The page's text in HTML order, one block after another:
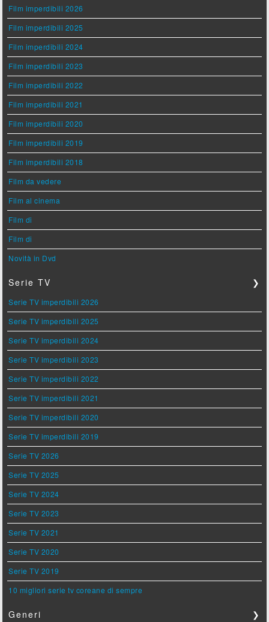
Film imperdibili 2026
Film imperdibili 2025
Film imperdibili 2024
Film imperdibili 2023
Film imperdibili 2022
Film imperdibili 2021
Film imperdibili 2020
Film imperdibili 2019
Film imperdibili 2018
Film da vedere
Film al cinema
Film di
Film di
Novità in Dvd
Serie TV ❯
Serie TV imperdibili 2026
Serie TV imperdibili 2025
Serie TV imperdibili 2024
Serie TV imperdibili 2023
Serie TV imperdibili 2022
Serie TV imperdibili 2021
Serie TV imperdibili 2020
Serie TV imperdibili 2019
Serie TV 2026
Serie TV 2025
Serie TV 2024
Serie TV 2023
Serie TV 2021
Serie TV 2020
Serie TV 2019
10 migliori serie tv coreane di sempre
Generi ❯